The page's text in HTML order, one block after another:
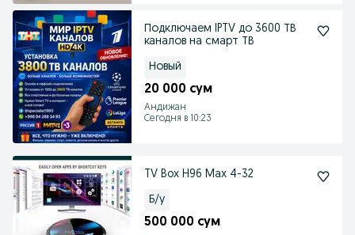
Подключаем IPTV до 3600 ТВ
каналов на смарт ТВ
Новый
20 000 сум
Андижан
Сегодня в 10:23
TV Box H96 Max 4-32
Б/у
500 000 сум